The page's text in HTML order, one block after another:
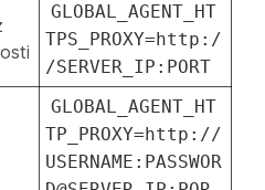
GLOBAL_AGENT_HT
TPS_PROXY=http:/
/SERVER_IP:PORT
GLOBAL_AGENT_HT
TP_PROXY=http://
USERNAME:PASSWOR